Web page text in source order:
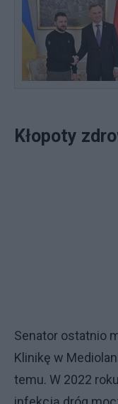
Kłopoty
Senator ostatnio
Klinikę w
temu. W 2022